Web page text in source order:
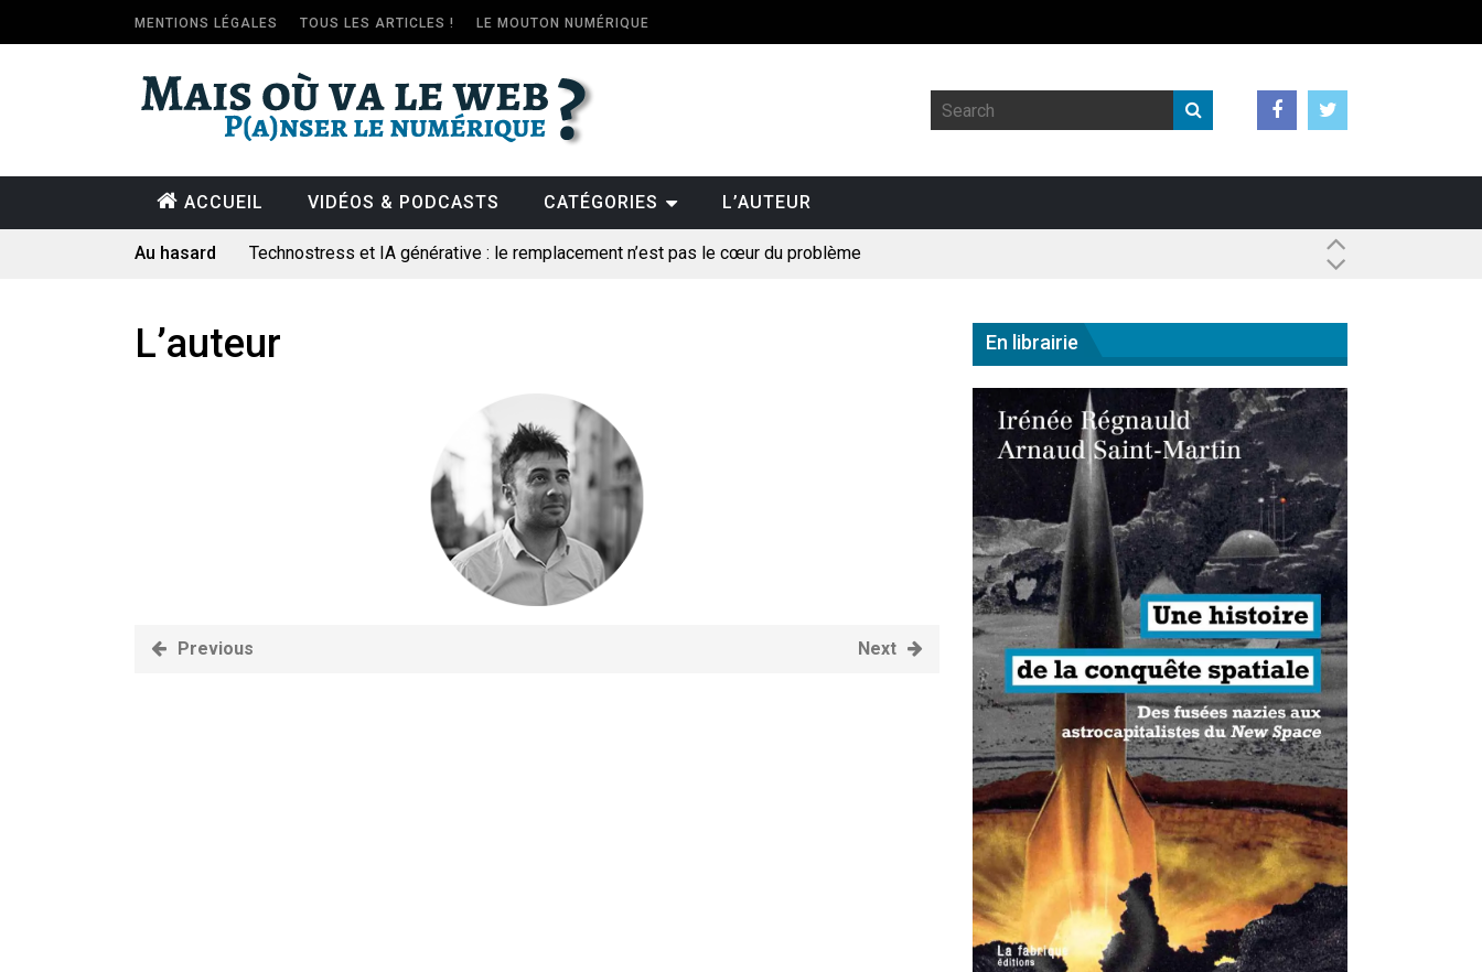
MENTIONS LÉGALES TOUS LES ARTICLES ! LE MOUTON NUMÉRIQUE
ACCUEIL VIDÉOS & PODCASTS CATÉGORIES L’AUTEUR
Au hasard
Technostress et IA générative : le remplacement n’est pas le cœur du problème
Quand Mistral veut moraliser le pillage
Commentaire sur la polémique des perroquets
Les syndicats, (tout) contre l’IA
En Seine-et-Marne, le projet de Campus IA doit sortir des champs : « On impose et copie le gigantisme états-
Addendum sur les machines à laver, et l’intelligence artificielle
La vaste blague du macronisme crypto-spatial
L’auteur
Previous Next
En librairie